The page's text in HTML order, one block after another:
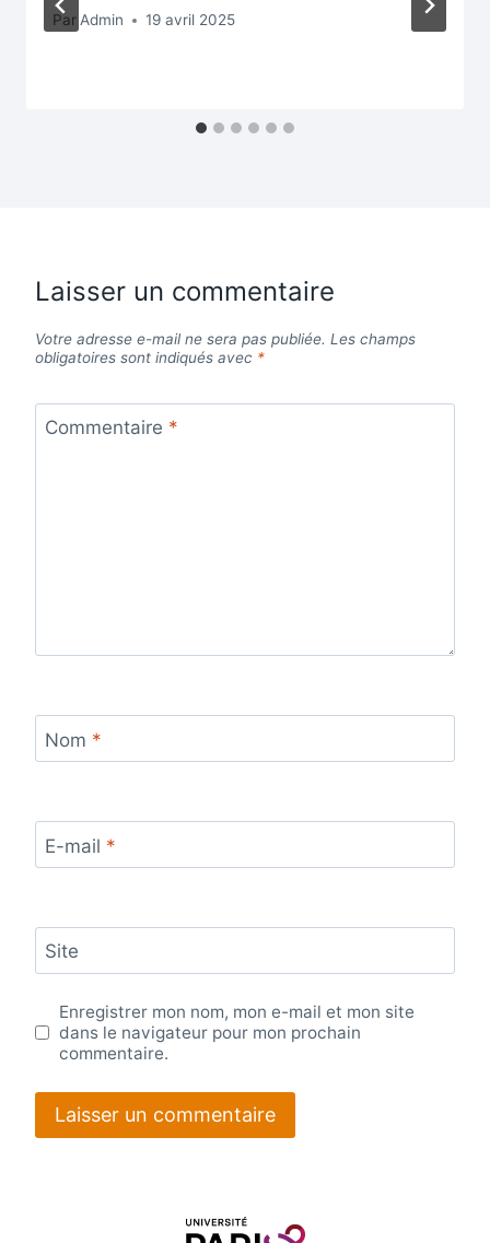
Par Admin 19 avril 2025
Laisser un commentaire
Votre adresse e-mail ne sera pas publiée. Les champs
obligatoires sont indiqués avec *
Commentaire *
Nom *
E-mail *
Site
Enregistrer mon nom, mon e-mail et mon site
dans le navigateur pour mon prochain
commentaire.